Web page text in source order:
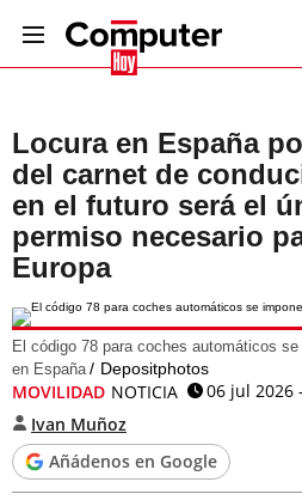
Locura en España
del carnet de
en el futuro será el
permiso necesario
Europa
El código 78 para coches automáticos
en España
Depositphotos
MOVILIDAD NOTICIA
06 jul 2026
Ivan Muñoz
Añádenos en Google